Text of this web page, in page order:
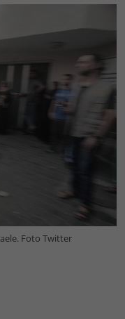
Foto Twitter